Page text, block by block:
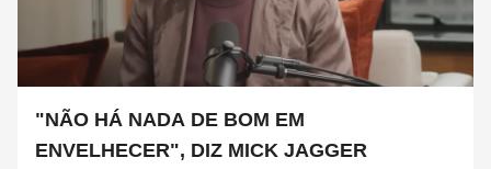
"NÃO HÁ NADA DE BOM EM
ENVELHECER", DIZ MICK JAGGER